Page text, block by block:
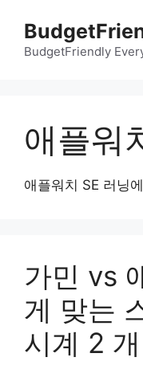
BudgetFriendly
애플워
애플워치 SE 러닝
가민 vs
게 맞는
시계 2